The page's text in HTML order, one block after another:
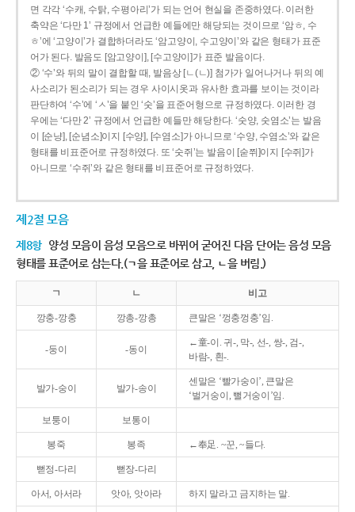
면 각각 ‘수캐, 수탉, 수평아리’가 되는 언어 현실을 존중하였다. 이러한
축약은 ‘다만 1’ 규정에서 언급한 예들에만 해당되는 것이므로 ‘암ㅎ, 수
ㅎ’에 ‘고양이’가 결합하더라도 ‘암고양이, 수고양이’와 같은 형태가 표준
어가 된다. 발음도 [암고양이], [수고양이]가 표준 발음이다.
② ‘수’와 뒤의 말이 결합할 때, 발음상 [ㄴ(ㄴ)] 첨가가 일어나거나 뒤의 예
사소리가 된소리가 되는 경우 사이시옷과 유사한 효과를 보이는 것이라
판단하여 ‘수’에 ‘ㅅ’을 붙인 ‘숫’을 표준어형으로 규정하였다. 이러한 경
우에는 ‘다만 2’ 규정에서 언급한 예들만 해당한다. ‘숫양, 숫염소’는 발음
이 [순냥], [순념소]이지 [수양], [수염소]가 아니므로 ‘수양, 수염소’와 같은
형태를 비표준어로 규정하였다. 또 ‘숫쥐’는 발음이 [숟쮜]이지 [수쥐]가
아니므로 ‘수쥐’와 같은 형태를 비표준어로 규정하였다.
제2절 모음
제8항 양성 모음이 음성 모음으로 바뀌어 굳어진 다음 단어는 음성 모음
형태를 표준어로 삼는다.(ㄱ을 표준어로 삼고, ㄴ을 버림.)
ㄱ ㄴ 비고
깡충-깡충 깡총-깡총 큰말은 ‘껑충껑충’임.
-둥이 -동이
←童-이. 귀-, 막-, 선-, 쌍-, 검-,
바람-, 흰-.
발가-숭이 발가-송이
센말은 ‘빨가숭이’, 큰말은
‘벌거숭이, 뻘거숭이’임.
보퉁이 보통이
봉죽 봉족 ←奉足. ~꾼, ~들다.
뻗정-다리 뻗장-다리
아서, 아서라 앗아, 앗아라 하지 말라고 금지하는 말.